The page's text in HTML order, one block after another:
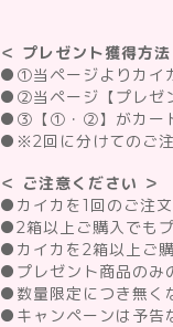
＜ プレゼント獲得方法
● ①当ページよりカイ
● ②当ページ【プレゼ
● ③【①・②】がカート
● ※2回に分けてのご
＜ ご注意ください ＞
● カイカを1回のご注
●2箱以上ご購入でも
● カイカを2箱以上ご
● プレゼント商品のみ
● 数量限定につき無く
● キャンペーンは予告